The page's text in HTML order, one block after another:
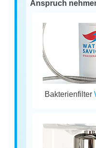
Anspruch
Bakterienfilter